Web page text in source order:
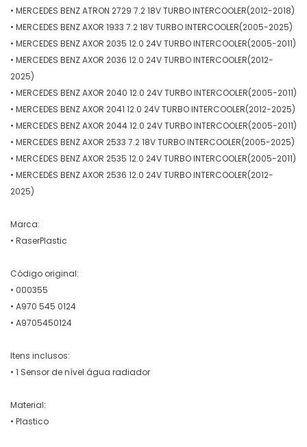
• MERCEDES BENZ ATRON 2729 7.2 18V TURBO INTERCOOLER(2012-2018)
• MERCEDES BENZ AXOR 1933 7.2 18V TURBO INTERCOOLER(2005-2025)
• MERCEDES BENZ AXOR 2035 12.0 24V TURBO INTERCOOLER(2005-2011)
• MERCEDES BENZ AXOR 2036 12.0 24V TURBO INTERCOOLER(2012-
2025)
• MERCEDES BENZ AXOR 2040 12.0 24V TURBO INTERCOOLER(2005-2011)
• MERCEDES BENZ AXOR 2041 12.0 24V TURBO INTERCOOLER(2012-2025)
• MERCEDES BENZ AXOR 2044 12.0 24V TURBO INTERCOOLER(2005-2011)
• MERCEDES BENZ AXOR 2533 7.2 18V TURBO INTERCOOLER(2005-2025)
• MERCEDES BENZ AXOR 2535 12.0 24V TURBO INTERCOOLER(2005-2011)
• MERCEDES BENZ AXOR 2536 12.0 24V TURBO INTERCOOLER(2012-
2025)
Marca:
• RaserPlastic
Código original:
• 000355
• A970 545 0124
• A9705450124
Itens inclusos:
• 1 Sensor de nível água radiador
Material:
• Plastico